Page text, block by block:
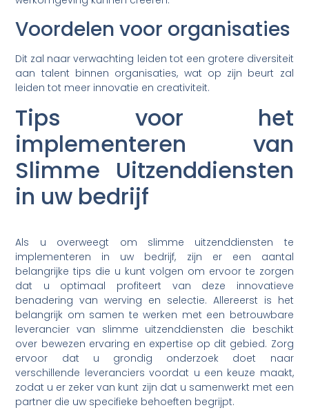
Voordelen voor organisaties
Dit zal naar verwachting leiden tot een grotere diversiteit
aan talent binnen organisaties, wat op zijn beurt zal
leiden tot meer innovatie en creativiteit.
Tips voor het
implementeren van
Slimme Uitzenddiensten
in uw bedrijf
Als u overweegt om slimme uitzenddiensten te
implementeren in uw bedrijf, zijn er een aantal
belangrijke tips die u kunt volgen om ervoor te zorgen
dat u optimaal profiteert van deze innovatieve
benadering van werving en selectie. Allereerst is het
belangrijk om samen te werken met een betrouwbare
leverancier van slimme uitzenddiensten die beschikt
over bewezen ervaring en expertise op dit gebied. Zorg
ervoor dat u grondig onderzoek doet naar
verschillende leveranciers voordat u een keuze maakt,
zodat u er zeker van kunt zijn dat u samenwerkt met een
partner die uw specifieke behoeften begrijpt.